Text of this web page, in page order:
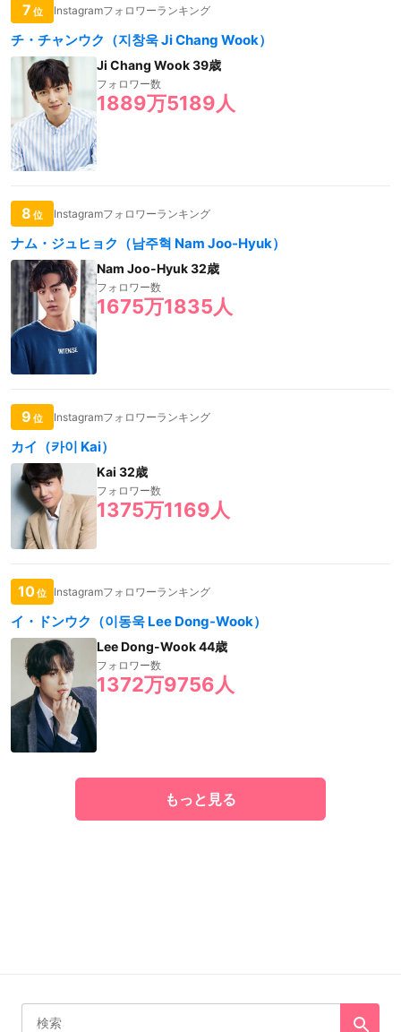
7 位 Instagramフォロワーランキング
チ・チャンウク（지창욱 Ji Chang Wook）
Ji Chang Wook 39歳
フォロワー数
1889万5189人
8 位 Instagramフォロワーランキング
ナム・ジュヒョク（남주혁 Nam Joo-Hyuk）
Nam Joo-Hyuk 32歳
フォロワー数
1675万1835人
9 位 Instagramフォロワーランキング
カイ（카이 Kai）
Kai 32歳
フォロワー数
1375万1169人
10位 Instagramフォロワーランキング
イ・ドンウク（이동욱 Lee Dong-Wook）
Lee Dong-Wook 44歳
フォロワー数
1372万9756人
もっと見る